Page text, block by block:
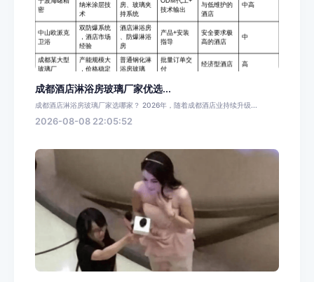
成都酒店淋浴房玻璃厂家优选...
成都酒店淋浴房玻璃厂家选哪家？ 2026年，随着成都酒店业持续升级...
2026-08-08 22:05:52